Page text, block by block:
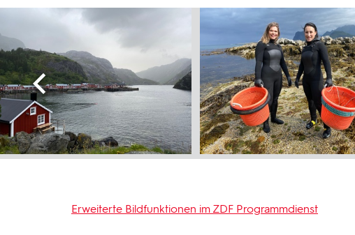
Erweiterte Bildfunktionen im ZDF Programmdienst